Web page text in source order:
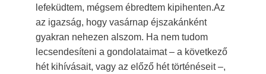
lefeküdtem, mégsem ébredtem kipihenten.Az
az igazság, hogy vasárnap éjszakánként
gyakran nehezen alszom. Ha nem tudom
lecsendesíteni a gondolataimat – a következő
hét kihívásait, vagy az előző hét történéseit –,